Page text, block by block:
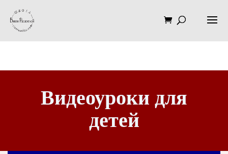
Видеоуроки для
детей